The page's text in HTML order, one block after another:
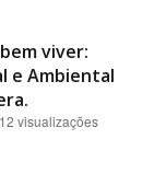
viver:
e Ambiental
visualizações